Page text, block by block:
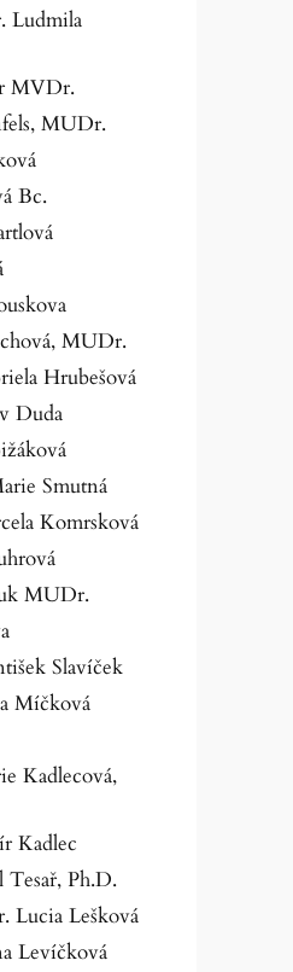
Ludmila
MVDr.
MUDr.
Bc.
MUDr.
Hrubešová
Duda
Smutná
Komrsková
MUDr.
Slavíček
Míčková
Kadlecová,
Kadlec
Ph.D.
Lucia Lešková
Levíčková